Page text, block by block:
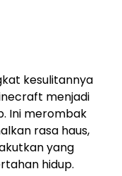
kesulitannya
menjadi
Ini merombak
rasa haus,
yang
hidup.